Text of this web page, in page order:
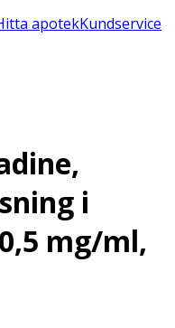
apotekKundservice
i
mg/ml,